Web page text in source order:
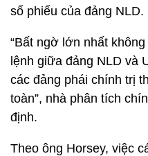
số phiếu của đảng NLD.
“Bất ngờ lớn nhất
lệnh giữa đảng NLD và
các đảng phái chính trị
toàn”, nhà phân tích
định.
Theo ông Horsey, việc